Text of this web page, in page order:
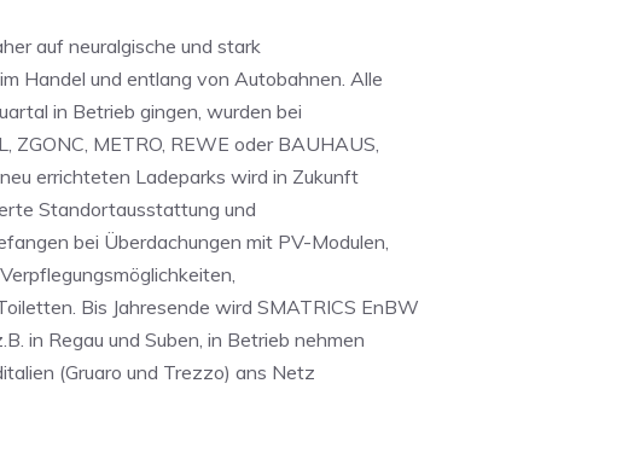
auf neuralgische und stark
Handel und entlang von Autobahnen. Alle
in Betrieb gingen, wurden bei
ZGONC, METRO, REWE oder BAUHAUS,
errichteten Ladeparks wird in Zukunft
Standortausstattung und
bei Überdachungen mit PV-Modulen,
Bis Jahresende wird SMATRICS EnBW
in Regau und Suben, in Betrieb nehmen
(Gruaro und Trezzo) ans Netz